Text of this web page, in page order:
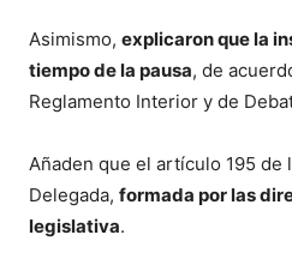
Asimismo, explicaron que la
tiempo de la pausa, de
Reglamento Interior y de
Añaden que el artículo 195 de
Delegada, formada por las
legislativa.